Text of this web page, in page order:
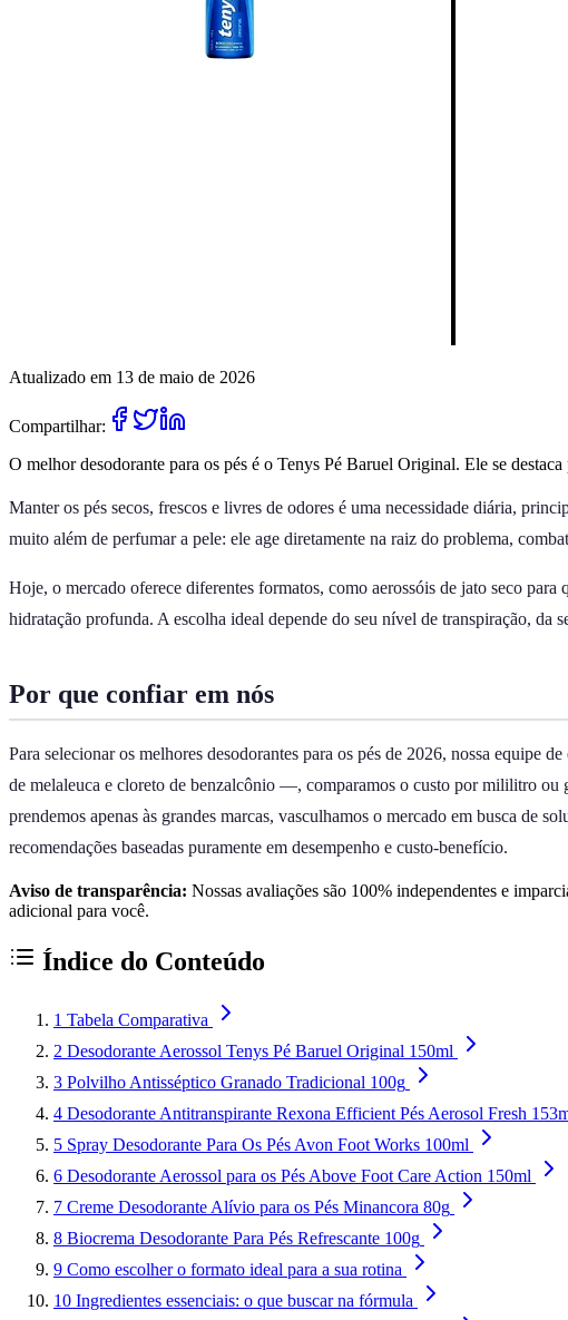
Atualizado em 13 de maio de 2026
Compartilhar:
O melhor desodorante para os pés é o Tenys Pé Baruel Original. Ele se
Manter os pés secos, frescos e livres de odores é uma necessidade diária,
muito além de perfumar a pele: ele age diretamente na raiz do problema,
Hoje, o mercado oferece diferentes formatos, como aerossóis de jato seco
hidratação profunda. A escolha ideal depende do seu nível de transpiração, da
Por que confiar em nós
Para selecionar os melhores desodorantes para os pés de 2026, nossa
de melaleuca e cloreto de benzalcônio —, comparamos o custo por mililitro ou
prendemos apenas às grandes marcas, vasculhamos o mercado em busca de
recomendações baseadas puramente em desempenho e custo-benefício.
Aviso de transparência: Nossas avaliações são 100% independentes e
adicional para você.
Índice do Conteúdo
1 Tabela Comparativa
2 Desodorante Aerossol Tenys Pé Baruel Original 150ml
3 Polvilho Antisséptico Granado Tradicional 100g
4 Desodorante Antitranspirante Rexona Efficient Pés Aerosol Fresh
5 Spray Desodorante Para Os Pés Avon Foot Works 100ml
6 Desodorante Aerossol para os Pés Above Foot Care Action 150ml
7 Creme Desodorante Alívio para os Pés Minancora 80g
8 Biocrema Desodorante Para Pés Refrescante 100g
9 Como escolher o formato ideal para a sua rotina
10 Ingredientes essenciais: o que buscar na fórmula